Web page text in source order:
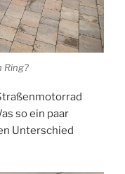
Ring?
so ein paar
Unterschied